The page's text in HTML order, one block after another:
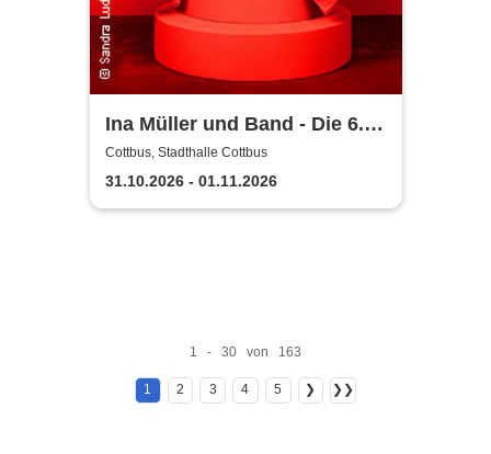
Ina Müller und Band - Die 6.0
Tour
Cottbus, Stadthalle Cottbus
31.10.2026 - 01.11.2026
1 - 30 von 163
1 2 3 4 5 ❯ ❯❯